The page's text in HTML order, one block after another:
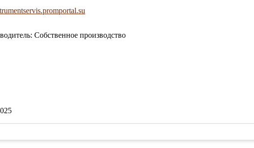
Собственное производство